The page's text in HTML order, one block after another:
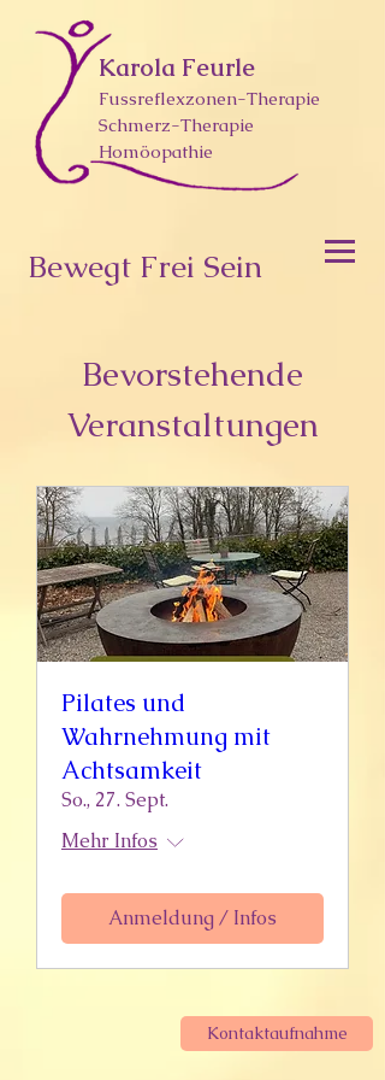
Karola Feurle
Fussreflexzonen-Therapie
Schmerz-Therapie
Homöopathie
Bewegt Frei Sein
Bevorstehende
Veranstaltungen
Pilates und
Wahrnehmung mit
Achtsamkeit
So., 27. Sept.
Mehr Infos
Anmeldung / Infos
Kontaktaufnahme